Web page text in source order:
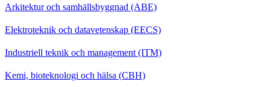
Arkitektur och samhällsbyggnad (ABE)
Elektroteknik och datavetenskap (EECS)
Industriell teknik och management (ITM)
Kemi, bioteknologi och hälsa (CBH)